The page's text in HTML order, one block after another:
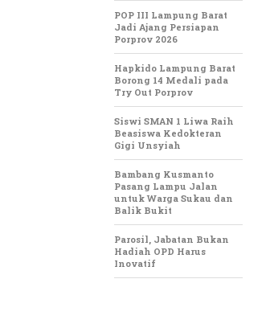
POP III Lampung Barat
Jadi Ajang Persiapan
Porprov 2026
Hapkido Lampung Barat
Borong 14 Medali pada
Try Out Porprov
Siswi SMAN 1 Liwa Raih
Beasiswa Kedokteran
Gigi Unsyiah
Bambang Kusmanto
Pasang Lampu Jalan
untuk Warga Sukau dan
Balik Bukit
Parosil, Jabatan Bukan
Hadiah OPD Harus
Inovatif